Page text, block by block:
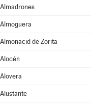
Almadrones
Almoguera
Almonacid de Zorita
Alocén
Alovera
Alustante